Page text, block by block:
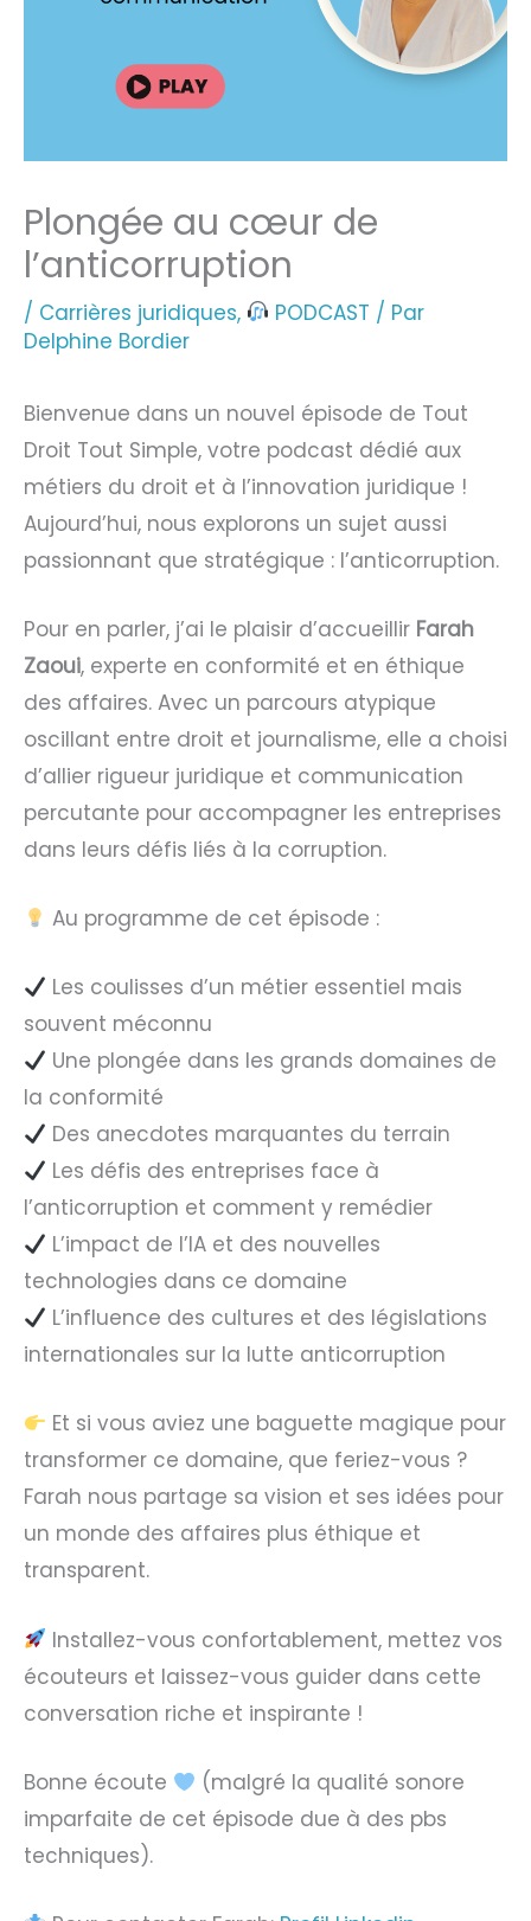
Plongée au cœur de
l’anticorruption
/ Carrières juridiques, PODCAST / Par
Delphine Bordier
Bienvenue dans un nouvel épisode de Tout
Droit Tout Simple, votre podcast dédié aux
métiers du droit et à l’innovation juridique !
Aujourd’hui, nous explorons un sujet aussi
passionnant que stratégique : l’anticorruption.
Pour en parler, j’ai le plaisir d’accueillir Farah
Zaoui, experte en conformité et en éthique
des affaires. Avec un parcours atypique
oscillant entre droit et journalisme, elle a choisi
d’allier rigueur juridique et communication
percutante pour accompagner les entreprises
dans leurs défis liés à la corruption.
Au programme de cet épisode :
Les coulisses d’un métier essentiel mais
souvent méconnu
Une plongée dans les grands domaines de
la conformité
Des anecdotes marquantes du terrain
Les défis des entreprises face à
l’anticorruption et comment y remédier
L’impact de l’IA et des nouvelles
technologies dans ce domaine
L’influence des cultures et des législations
internationales sur la lutte anticorruption
Et si vous aviez une baguette magique pour
transformer ce domaine, que feriez-vous ?
Farah nous partage sa vision et ses idées pour
un monde des affaires plus éthique et
transparent.
Installez-vous confortablement, mettez vos
écouteurs et laissez-vous guider dans cette
conversation riche et inspirante !
Bonne écoute
(malgré la qualité sonore
imparfaite de cet épisode due à des pbs
techniques).